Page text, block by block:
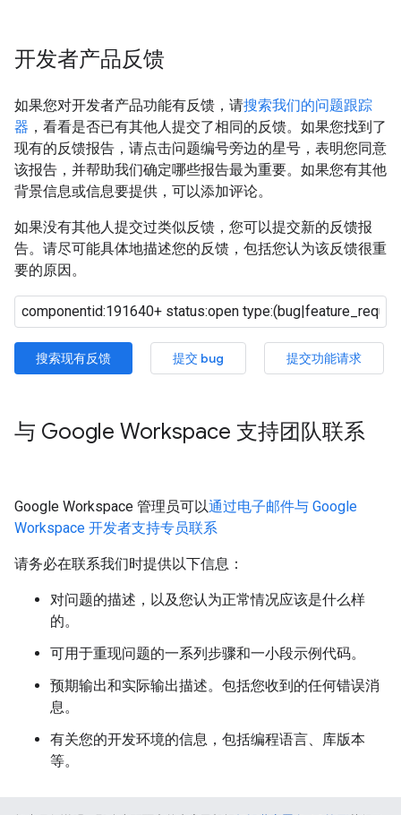
开发者产品反馈
如果您对开发者产品功能有反馈，请搜索我们的问题跟踪
器 ，看看是否已有其他人提交了相同的反馈。如果您找到了
现有的反馈报告，请点击问题编号旁边的星号，表明您同意
该报告，并帮助我们确定哪些报告最为重要。如果您有其他
背景信息或信息要提供，可以添加评论。
如果没有其他人提交过类似反馈，您可以提交新的反馈报
告。请尽可能具体地描述您的反馈，包括您认为该反馈很重
要的原因。
搜索现有反馈 提交 bug 提交功能请求
与 Google Workspace 支持团队联系
Google Workspace 管理员可以通过电子邮件与 Google
Workspace 开发者支持专员联系
请务必在联系我们时提供以下信息：
对问题的描述，以及您认为正常情况应该是什么样
的。
可用于重现问题的一系列步骤和一小段示例代码。
预期输出和实际输出描述。包括您收到的任何错误消
息。
有关您的开发环境的信息，包括编程语言、库版本
等。